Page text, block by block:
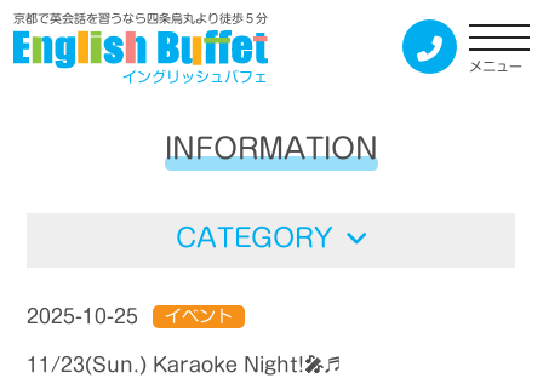
京都で英会話を習うなら四条烏丸より徒歩５分
イングリッシュバフェ
メニュー
INFORMATION
CATEGORY
2025-10-25 イベント
11/23(Sun.) Karaoke Night!🎤♬